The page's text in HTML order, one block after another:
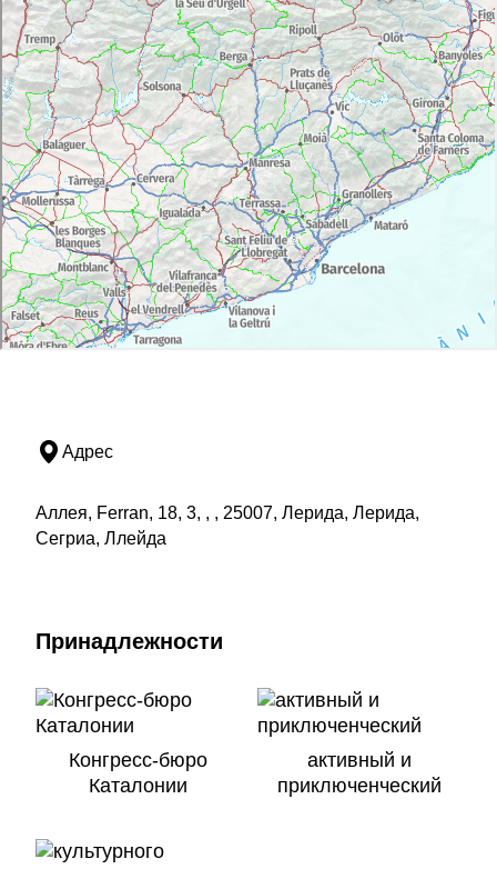
Адрес
Аллея, Ferran, 18, 3, , , 25007, Лерида, Лерида,
Сегриа, Ллейда
Принадлежности
Конгресс-бюро
Каталонии
активный и
приключенческий